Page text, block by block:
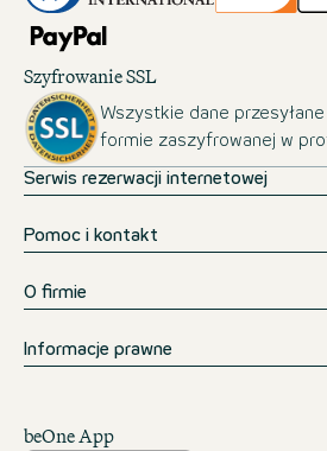
Szyfrowanie SSL
Wszystkie dane
formie zaszyfrowanej w
Serwis rezerwacji internetowej
Pomoc i kontakt
O firmie
Informacje prawne
beOne App